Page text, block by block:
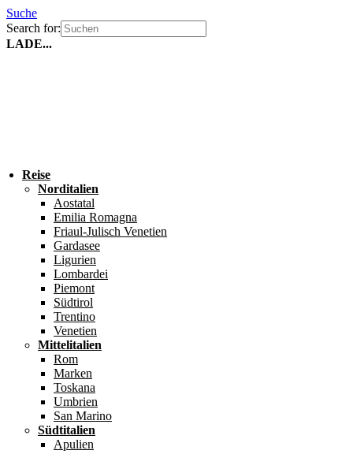
Suche
Search for:
LADE...
Reise
Norditalien
Aostatal
Emilia Romagna
Friaul-Julisch Venetien
Gardasee
Ligurien
Lombardei
Piemont
Südtirol
Trentino
Venetien
Mittelitalien
Rom
Marken
Toskana
Umbrien
San Marino
Südtitalien
Apulien